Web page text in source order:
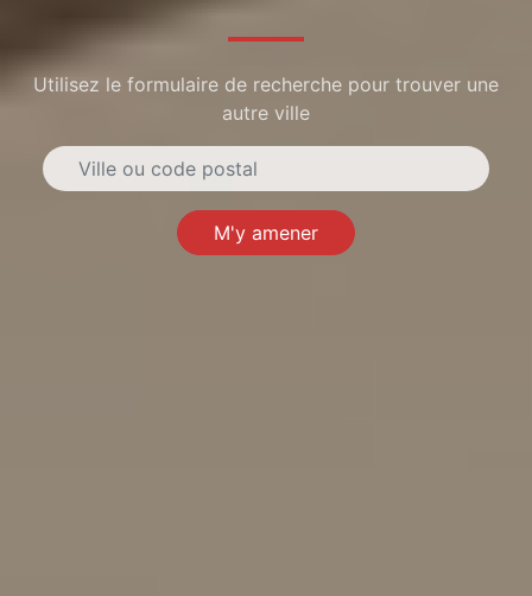
Utilisez le formulaire de recherche pour trouver une
autre ville
M'y amener